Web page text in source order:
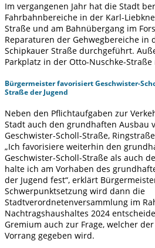
Im vergangenen Jahr hat die Stadt
Fahrbahnbereiche in der Karl-
Straße und am Bahnübergang im
Reparaturen der Gehwegbereiche in
Schipkauer Straße durchgeführt.
Parkplatz in der Otto-Nuschke-
Bürgermeister favorisiert Geschwister-
Straße der Jugend
Neben den Pflichtaufgaben zur
Stadt auch den grundhaften Ausbau
Geschwister-Scholl-Straße,
„Ich favorisiere weiterhin den
Geschwister-Scholl-Straße als auch
halte ich am Vorhaben des
der Jugend fest“, erklärt
Schwerpunktsetzung wird dann die
Stadtverordnetenversammlung im
Nachtragshaushaltes 2024
Gremium auch zur Frage, welcher
Vorrang gegeben wird.